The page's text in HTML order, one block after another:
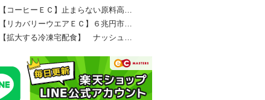
【コーヒーＥＣ】止まらない原料高…
【リカバリーウエアＥＣ】６兆円市…
【拡大する冷凍宅配食】 ナッシュ…